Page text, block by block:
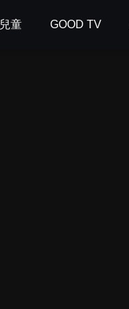
兒童 GOOD TV